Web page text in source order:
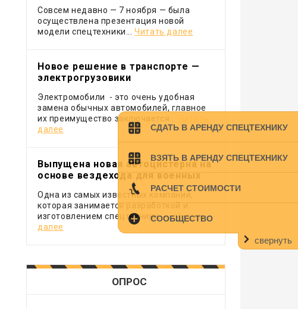
СДАТЬ В АРЕНДУ СПЕЦТЕХНИКУ
ВЗЯТЬ В АРЕНДУ СПЕЦТЕХНИКУ
РАСЧЕТ СТОИМОСТИ
СООБЩЕСТВО
свернуть
Совсем недавно — 7 ноября — была
осуществлена презентация новой
модели спецтехники...Читать далее
Новое решение в транспорте —
электрогрузовики
Электромобили - это очень удобная
замена обычных автомобилей, главное
их преимущество заключается...
далее
Выпущена новая автоцистерна на
основе вездехода для военных
Одна из самых известных компаний,
которая занимается разработкой и
изготовлением спецтехники, -...Читать
далее
ОПРОС